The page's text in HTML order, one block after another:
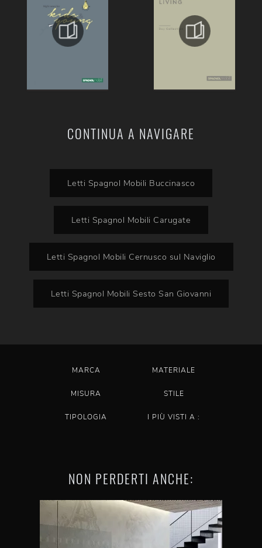
CONTINUA A NAVIGARE
Letti Spagnol Mobili Buccinasco
Letti Spagnol Mobili Carugate
Letti Spagnol Mobili Cernusco sul Naviglio
Letti Spagnol Mobili Sesto San Giovanni
MARCA MATERIALE
MISURA STILE
TIPOLOGIA I PIÙ VISTI A :
NON PERDERTI ANCHE: